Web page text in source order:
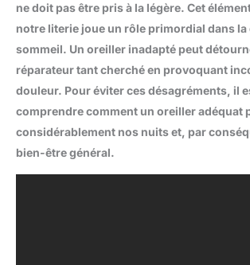
ne doit pas être pris à la légère. Cet
notre literie joue un rôle primordial dans
sommeil. Un oreiller inadapté peut
réparateur tant cherché en provoquant
douleur. Pour éviter ces désagréments, il
comprendre comment un oreiller adéquat
considérablement nos nuits et, par
bien-être général.